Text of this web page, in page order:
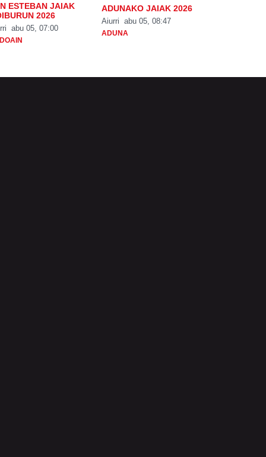
ESTEBAN JAIAK
2026
abu 05, 07:00
ADUNAKO JAIAK 2026
Aiurri abu 05, 08:47
ADUNA